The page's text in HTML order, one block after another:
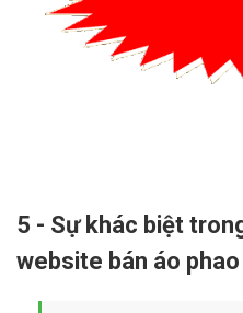
5 - Sự khác biệt
website bán áo